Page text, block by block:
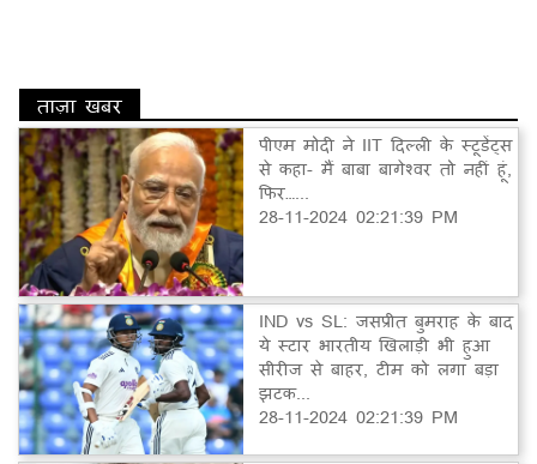
ताज़ा खबर
पीएम मोदी ने IIT दिल्ली के स्टूडेंट्स
से कहा- मैं बाबा बागेश्वर तो नहीं हूं,
फिर…...
28-11-2024 02:21:39 PM
IND vs SL: जसप्रीत बुमराह के बाद
ये स्टार भारतीय खिलाड़ी भी हुआ
सीरीज से बाहर, टीम को लगा बड़ा
झटक...
28-11-2024 02:21:39 PM